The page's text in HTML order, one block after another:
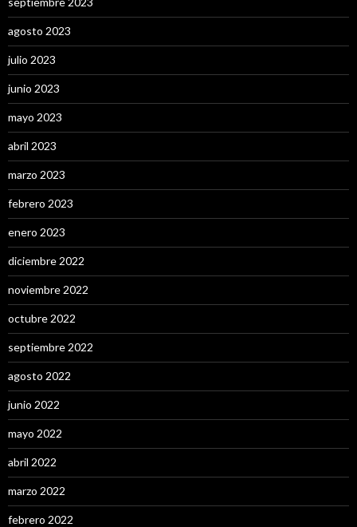
agosto 2023
julio 2023
junio 2023
mayo 2023
abril 2023
marzo 2023
febrero 2023
enero 2023
diciembre 2022
noviembre 2022
octubre 2022
septiembre 2022
agosto 2022
junio 2022
mayo 2022
abril 2022
marzo 2022
febrero 2022